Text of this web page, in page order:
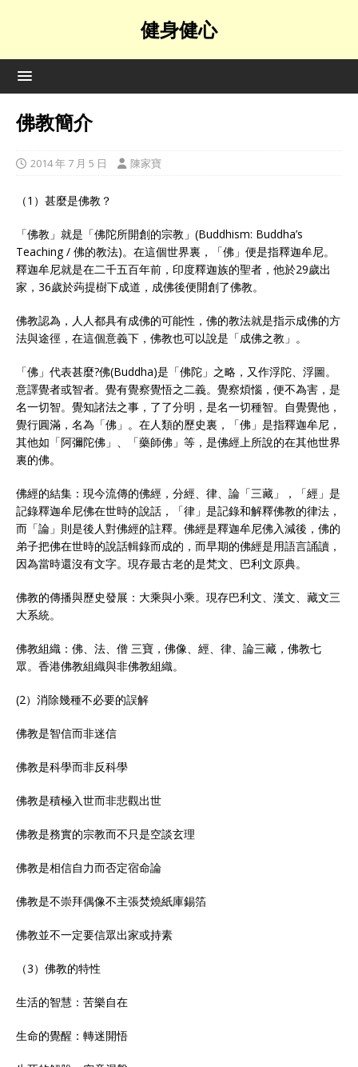
健身健心
佛教簡介
2014 年 7 月 5 日 陳家寶
（1）甚麼是佛教？
「佛教」就是「佛陀所開創的宗教」(Buddhism: Buddha’s
Teaching / 佛的教法)。在這個世界裏，「佛」便是指釋迦牟尼。
釋迦牟尼就是在二千五百年前，印度釋迦族的聖者，他於29歲出
家，36歲於蒟提樹下成道，成佛後便開創了佛教。
佛教認為，人人都具有成佛的可能性，佛的教法就是指示成佛的方
法與途徑，在這個意義下，佛教也可以說是「成佛之教」。
「佛」代表甚麼?佛(Buddha)是「佛陀」之略，又作浮陀、浮圖。
意譯覺者或智者。覺有覺察覺悟之二義。覺察煩惱，便不為害，是
名一切智。覺知諸法之事，了了分明，是名一切種智。自覺覺他，
覺行圓滿，名為「佛」。在人類的歷史裏，「佛」是指釋迦牟尼，
其他如「阿彌陀佛」、「藥師佛」等，是佛經上所說的在其他世界
裏的佛。
佛經的結集：現今流傳的佛經，分經、律、論「三藏」，「經」是
記錄釋迦牟尼佛在世時的說話，「律」是記錄和解釋佛教的律法，
而「論」則是後人對佛經的註釋。佛經是釋迦牟尼佛入減後，佛的
弟子把佛在世時的說話輯錄而成的，而早期的佛經是用語言誦讀，
因為當時還沒有文字。現存最古老的是梵文、巴利文原典。
佛教的傳播與歷史發展：大乘與小乘。現存巴利文、漢文、藏文三
大系統。
佛教組織：佛、法、僧 三寶，佛像、經、律、論三藏，佛教七
眾。香港佛教組織與非佛教組織。
(2）消除幾種不必要的誤解
佛教是智信而非迷信
佛教是科學而非反科學
佛教是積極入世而非悲觀出世
佛教是務實的宗教而不只是空談玄理
佛教是相信自力而否定宿命論
佛教是不崇拜偶像不主張焚燒紙庫錫箔
佛教並不一定要信眾出家或持素
（3）佛教的特性
生活的智慧：苦樂自在
生命的覺醒：轉迷開悟